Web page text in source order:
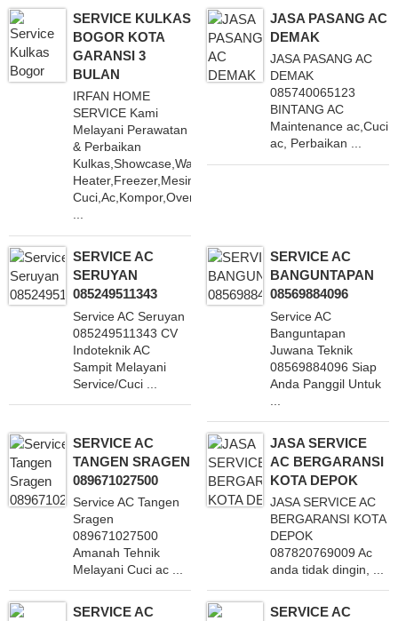
SERVICE KULKAS
BOGOR KOTA
GARANSI 3
BULAN
IRFAN HOME
SERVICE Kami
Melayani Perawatan
& Perbaikan
Kulkas,Showcase,Water
Heater,Freezer,Mesin
Cuci,Ac,Kompor,Oven
...
JASA PASANG AC
DEMAK
JASA PASANG AC
DEMAK
085740065123
BINTANG AC
Maintenance ac,Cuci
ac, Perbaikan ...
SERVICE AC
SERUYAN
085249511343
Service AC Seruyan
085249511343 CV
Indoteknik AC
Sampit Melayani
Service/Cuci ...
SERVICE AC
BANGUNTAPAN
08569884096
Service AC
Banguntapan
Juwana Teknik
08569884096 Siap
Anda Panggil Untuk
SERVICE AC
TANGEN SRAGEN
089671027500
Service AC Tangen
Sragen
089671027500
Amanah Tehnik
Melayani Cuci ac ...
JASA SERVICE
AC BERGARANSI
KOTA DEPOK
JASA SERVICE AC
BERGARANSI KOTA
DEPOK
087820769009 Ac
anda tidak dingin, ...
SERVICE AC
SERVICE AC